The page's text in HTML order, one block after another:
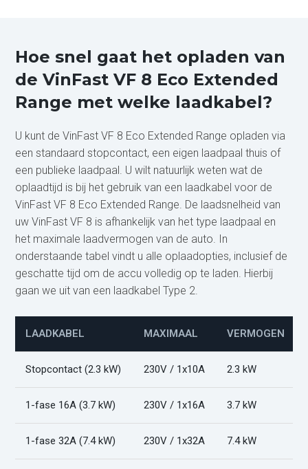
Hoe snel gaat het opladen van
de VinFast VF 8 Eco Extended
Range met welke laadkabel?
U kunt de VinFast VF 8 Eco Extended Range opladen via
een standaard stopcontact, een eigen laadpaal thuis of
een publieke laadpaal. U wilt natuurlijk weten wat de
oplaadtijd is bij het gebruik van een laadkabel voor de
VinFast VF 8 Eco Extended Range. De laadsnelheid van
uw VinFast VF 8 is afhankelijk van het type laadpaal en
het maximale laadvermogen van de auto. In
onderstaande tabel vindt u alle oplaadopties, inclusief de
geschatte tijd om de accu volledig op te laden. Hierbij
gaan we uit van een laadkabel Type 2.
LAADKABEL MAXIMAAL VERMOGEN
Stopcontact (2.3 kW) 230V / 1x10A 2.3 kW
1-fase 16A (3.7 kW) 230V / 1x16A 3.7 kW
1-fase 32A (7.4 kW) 230V / 1x32A 7.4 kW